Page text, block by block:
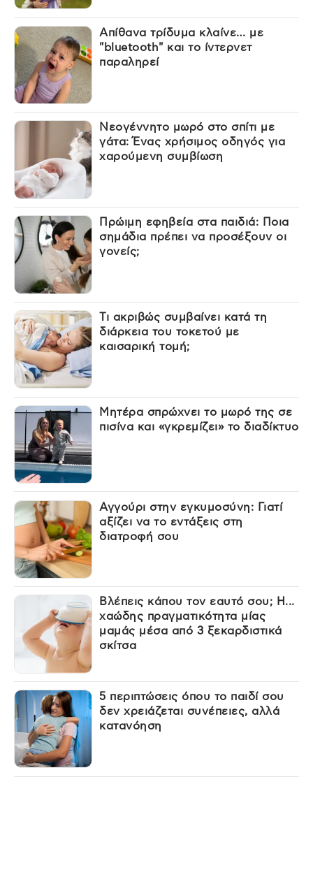
Απίθανα τρίδυμα κλαίνε… με
"bluetooth" και το ίντερνετ
παραληρεί
Νεογέννητο μωρό στο σπίτι με
γάτα: Ένας χρήσιμος οδηγός για
χαρούμενη συμβίωση
Πρώιμη εφηβεία στα παιδιά: Ποια
σημάδια πρέπει να προσέξουν οι
γονείς;
Τι ακριβώς συμβαίνει κατά τη
διάρκεια του τοκετού με
καισαρική τομή;
Μητέρα σπρώχνει το μωρό της σε
πισίνα και «γκρεμίζει» το διαδίκτυο
Αγγούρι στην εγκυμοσύνη: Γιατί
αξίζει να το εντάξεις στη
διατροφή σου
Βλέπεις κάπου τον εαυτό σου; Η...
χαώδης πραγματικότητα μίας
μαμάς μέσα από 3 ξεκαρδιστικά
σκίτσα
5 περιπτώσεις όπου το παιδί σου
δεν χρειάζεται συνέπειες, αλλά
κατανόηση